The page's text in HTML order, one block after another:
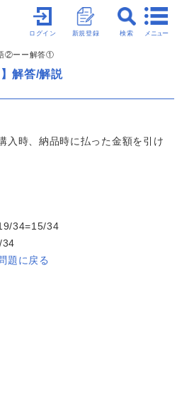
メニュー
検索
新規登録
ログイン
②ーー解答①
解答/解説
入時、納品時に払った金額を引け
34=15/34
34
題に戻る